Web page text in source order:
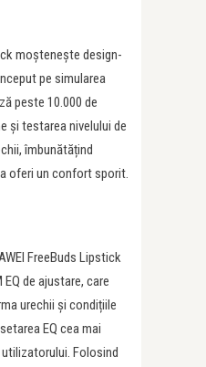
moștenește design-
pe simularea
peste 10.000 de
și testarea nivelului de
îmbunătățind
oferi un confort sporit.
FreeBuds Lipstick
de ajustare, care
urechii și condițiile
EQ cea mai
Folosind